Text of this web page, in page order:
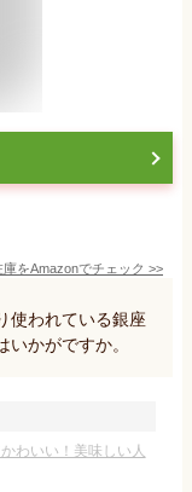
庫をAmazonでチェック >>
使われている銀座
かがですか。
わいい！美味しい人